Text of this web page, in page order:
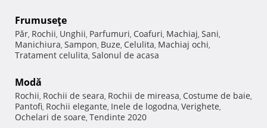
Frumuseţe
Păr, Rochii, Unghii, Parfumuri, Coafuri, Machiaj, Sani,
Manichiura, Sampon, Buze, Celulita, Machiaj ochi,
Tratament celulita, Salonul de acasa
Modă
Rochii, Rochii de seara, Rochii de mireasa, Costume de baie,
Pantofi, Rochii elegante, Inele de logodna, Verighete,
Ochelari de soare, Tendinte 2020